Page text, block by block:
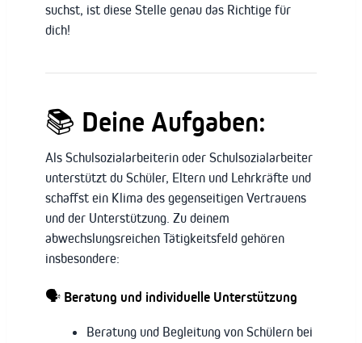
suchst, ist diese Stelle genau das Richtige für
dich!
📚 Deine Aufgaben:
Als Schulsozialarbeiterin oder Schulsozialarbeiter
unterstützt du Schüler, Eltern und Lehrkräfte und
schaffst ein Klima des gegenseitigen Vertrauens
und der Unterstützung. Zu deinem
abwechslungsreichen Tätigkeitsfeld gehören
insbesondere:
🗣️ Beratung und individuelle Unterstützung
Beratung und Begleitung von Schülern bei